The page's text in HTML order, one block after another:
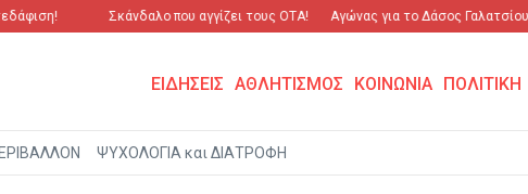
Σκάνδαλο που αγγίζει τους ΟΤΑ! Αγώνας για το Δάσος Γαλατσίου!
ΕΙΔΗΣΕΙΣ ΑΘΛΗΤΙΣΜΟΣ ΚΟΙΝΩΝΙΑ ΠΟΛΙΤΙΚΗ
ΨΥΧΟΛΟΓΙΑ και ΔΙΑΤΡΟΦΗ